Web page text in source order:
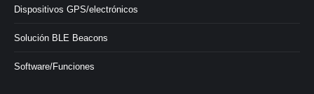
Dispositivos GPS/electrónicos
Solución BLE Beacons
Software/Funciones